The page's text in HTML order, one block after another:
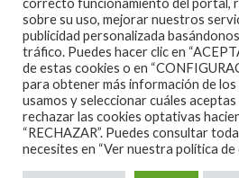
2007 COPYRIGHT -
correcto funcionamiento del portal,
sobre su uso, mejorar nuestros
publicidad personalizada
tráfico. Puedes hacer clic en
de estas cookies o en
para obtener más información de
usamos y seleccionar cuáles
rechazar las cookies optativas
“RECHAZAR”. Puedes consultar
necesites en “Ver nuestra política de